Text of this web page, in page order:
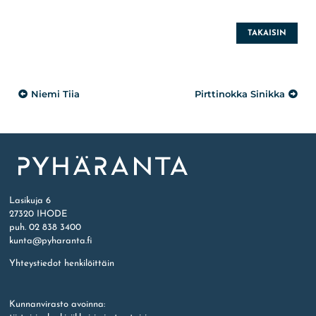
TAKAISIN
Artikkelien
Niemi Tiia Pirttinokka Sinikka
Lasikuja 6
27320 IHODE
puh. 02 838 3400
kunta@pyharanta.fi
Yhteystiedot henkilöittäin
Kunnanvirasto avoinna: